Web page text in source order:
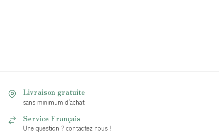
Livraison gratuite
sans minimum d'achat
Service Français
Une question ? contactez nous !